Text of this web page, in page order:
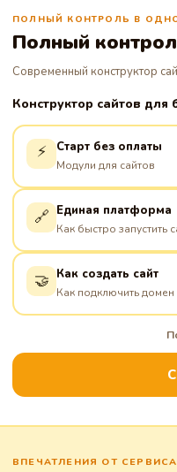
ПОЛНЫЙ КОНТРОЛЬ В
Полный
Современный конструктор
Конструктор сайтов для
⚡ Старт без оплаты
Модули для сайтов
🔗 Единая платформа
Как быстро запустить
🤝 Как создать сайт
Как подключить домен
ВПЕЧАТЛЕНИЯ ОТ СЕРВИСА